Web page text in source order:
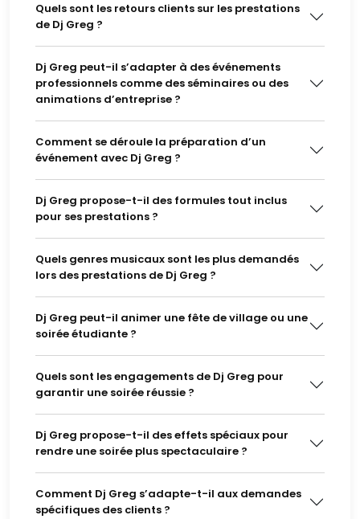
Quels sont les retours clients sur les prestations
de Dj Greg ?
Dj Greg peut-il s’adapter à des événements
professionnels comme des séminaires ou des
animations d’entreprise ?
Comment se déroule la préparation d’un
événement avec Dj Greg ?
Dj Greg propose-t-il des formules tout inclus
pour ses prestations ?
Quels genres musicaux sont les plus demandés
lors des prestations de Dj Greg ?
Dj Greg peut-il animer une fête de village ou une
soirée étudiante ?
Quels sont les engagements de Dj Greg pour
garantir une soirée réussie ?
Dj Greg propose-t-il des effets spéciaux pour
rendre une soirée plus spectaculaire ?
Comment Dj Greg s’adapte-t-il aux demandes
spécifiques des clients ?